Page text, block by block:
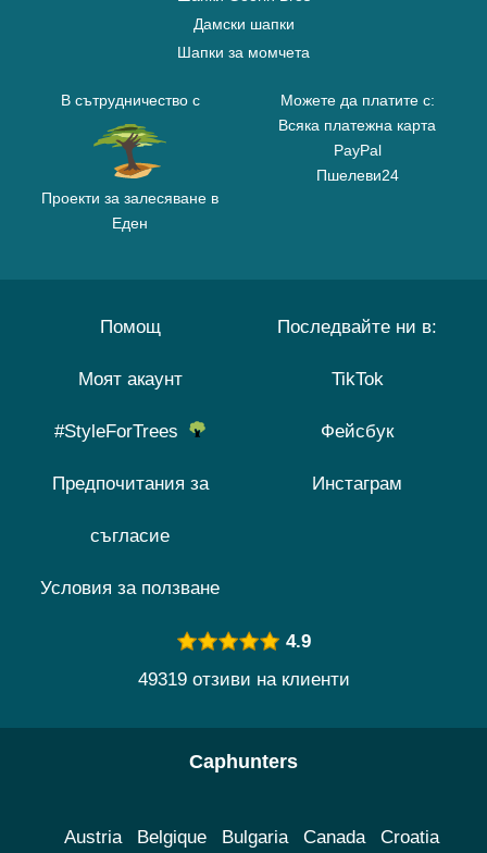
Дамски шапки
Шапки за момчета
В сътрудничество с
Проекти за залесяване в
Еден
Можете да платите с:
Всяка платежна карта
PayPal
Пшелеви24
Помощ
Моят акаунт
#StyleForTrees
Предпочитания за
съгласие
Условия за ползване
Последвайте ни в:
TikTok
Фейсбук
Инстаграм
4.9
49319 отзиви на клиенти
Caphunters
Austria Belgique Bulgaria Canada Croatia